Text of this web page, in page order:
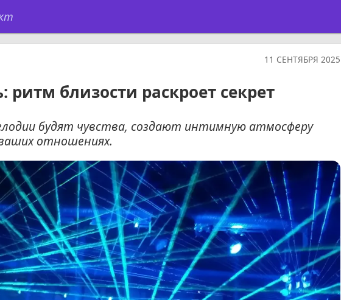
11 СЕНТЯБРЯ 2025
ритм близости раскроет секрет
будят чувства, создают интимную атмосферу
отношениях.